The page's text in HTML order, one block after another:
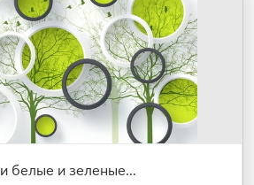
белые и зеленые...